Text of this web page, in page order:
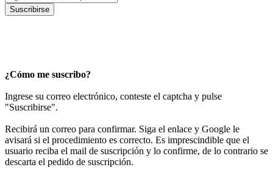
Suscribirse
¿Cómo me suscribo?
Ingrese su correo electrónico, conteste el captcha y pulse
"Suscribirse".
Recibirá un correo para confirmar. Siga el enlace y Google le
avisará si el procedimiento es correcto. Es imprescindible que el
usuario reciba el mail de suscripción y lo confirme, de lo contrario se
descarta el pedido de suscripción.